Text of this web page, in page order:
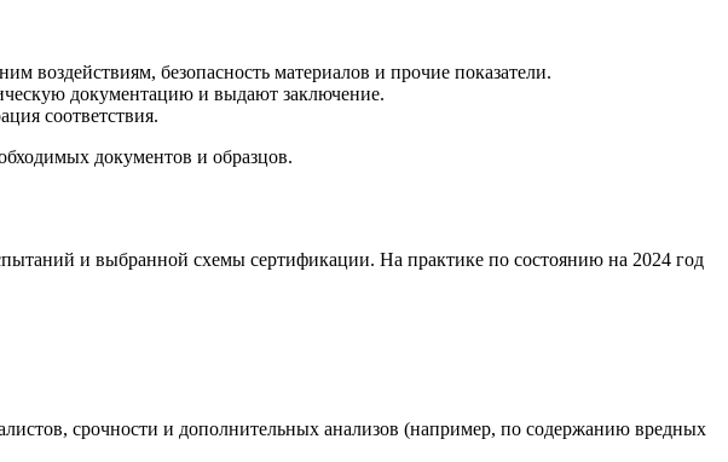
воздействиям, безопасность материалов и прочие показатели.
документацию и выдают заключение.
соответствия.
документов и образцов.
и выбранной схемы сертификации. На практике по состоянию на 2024 год
срочности и дополнительных анализов (например, по содержанию вредных